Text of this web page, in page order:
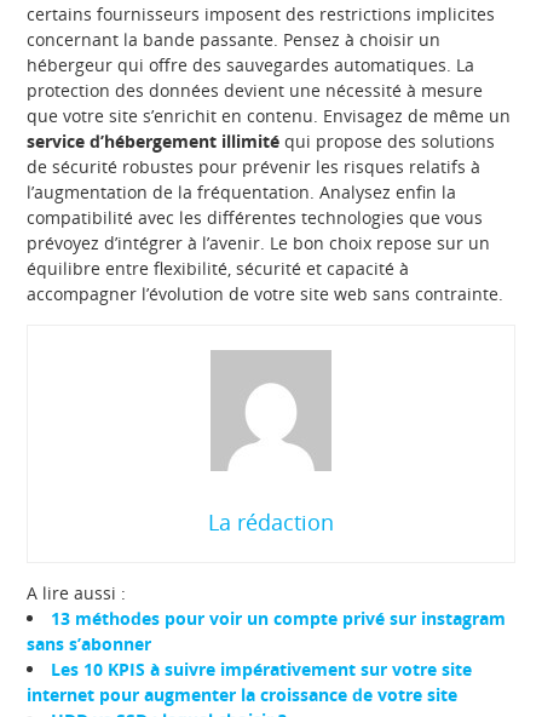
certains fournisseurs imposent des restrictions implicites
concernant la bande passante. Pensez à choisir un
hébergeur qui offre des sauvegardes automatiques. La
protection des données devient une nécessité à mesure
que votre site s’enrichit en contenu. Envisagez de même un
service d’hébergement illimité qui propose des solutions
de sécurité robustes pour prévenir les risques relatifs à
l’augmentation de la fréquentation. Analysez enfin la
compatibilité avec les différentes technologies que vous
prévoyez d’intégrer à l’avenir. Le bon choix repose sur un
équilibre entre flexibilité, sécurité et capacité à
accompagner l’évolution de votre site web sans contrainte.
La rédaction
A lire aussi :
13 méthodes pour voir un compte privé sur instagram
sans s’abonner
Les 10 KPIS à suivre impérativement sur votre site
internet pour augmenter la croissance de votre site